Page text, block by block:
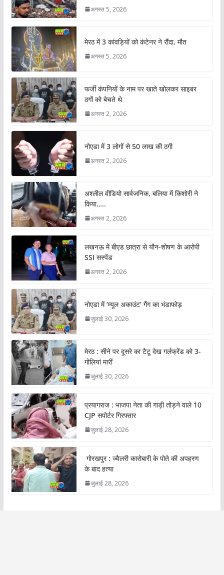
अगस्त 5, 2026
मेरठ में 3 कांवड़ियों को कंटेनर ने रौंदा, मौत
अगस्त 5, 2026
फर्जी कंपनियों के नाम पर खाते खोलकर साइबर
ठगों को बेचते थे
अगस्त 2, 2026
नोएडा में 3 लोगों से 50 लाख की ठगी
अगस्त 2, 2026
अश्लील वीडियो सार्वजनिक, बलिया में किशोरी ने
किया…..
अगस्त 2, 2026
लखनऊ में बीएड छात्रा से यौन-शोषण के आरोपी
SSI सस्पेंड
अगस्त 2, 2026
नोएडा में ‘म्यूल अकाउंट’ गैंग का भंडाफोड़
जुलाई 30, 2026
मेरठ : सीने पर दूसरे का टैटू देख गर्लफ्रेंड को 3-
गोलियां मारीं
जुलाई 30, 2026
प्रयागराज : भाजपा नेता की गाड़ी तोड़ने वाले 10
CJP सपोर्टर गिरफ्तार
जुलाई 28, 2026
गोरखपुर : ज्वैलरी कारोबारी के पोते की अपहरण
के बाद हत्या
जुलाई 28, 2026